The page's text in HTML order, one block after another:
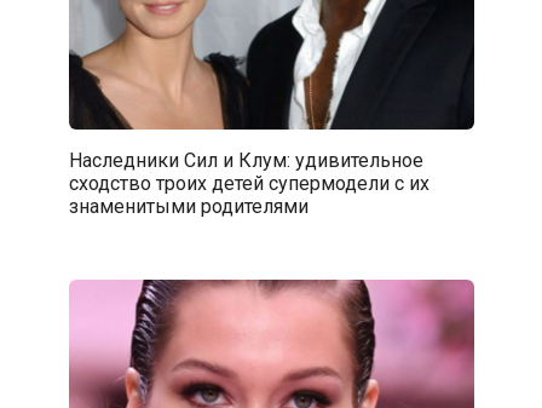
Наследники Сил и Клум: удивительное
сходство троих детей супермодели с их
знаменитыми родителями